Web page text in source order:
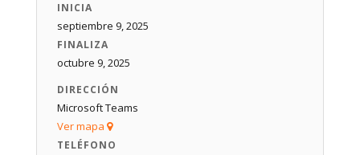
INICIA
septiembre 9, 2025
FINALIZA
octubre 9, 2025
DIRECCIÓN
Microsoft Teams
Ver mapa
TELÉFONO